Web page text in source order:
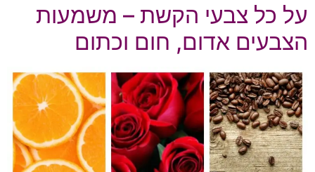
על כל צבעי הקשת – משמעות
הצבעים אדום, חום וכתום